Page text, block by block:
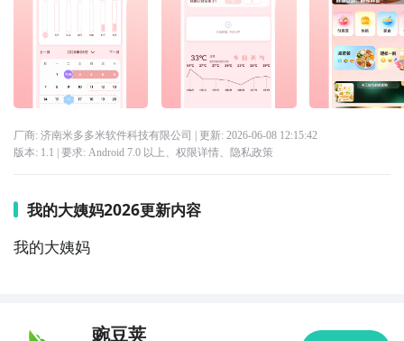
厂商: 济南米多多米软件科技有限公司 | 更新: 2026-06-08 12:15:42
版本: 1.1 | 要求: Android 7.0 以上、 权限详情、 隐私政策
我的大姨妈2026更新内容
我的大姨妈
豌豆荚